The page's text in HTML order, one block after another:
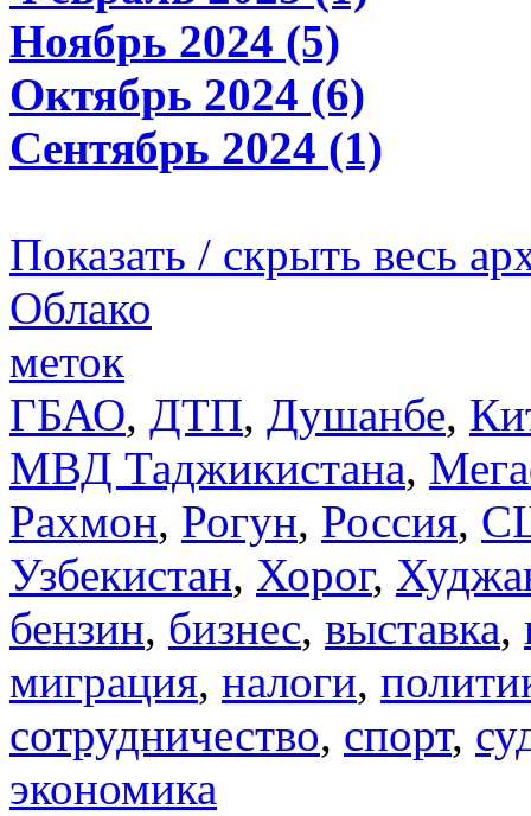
Ноябрь 2024 (5)
Октябрь 2024 (6)
Сентябрь 2024 (1)
Показать / скрыть весь
Облако
меток
ГБАО, ДТП, Душанбе,
МВД Таджикистана,
Рахмон, Рогун, Россия,
Узбекистан, Хорог,
бензин, бизнес, выставка,
миграция, налоги,
сотрудничество, спорт,
экономика